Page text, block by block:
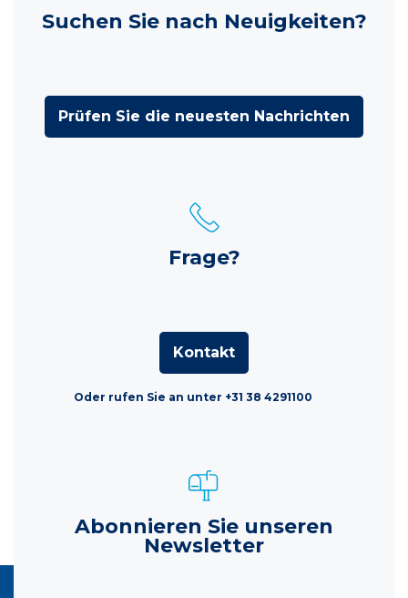
Suchen Sie nach Neuigkeiten?
Prüfen Sie die neuesten Nachrichten
Frage?
Kontakt
Oder rufen Sie an unter +31 38 4291100
Abonnieren Sie unseren
Newsletter